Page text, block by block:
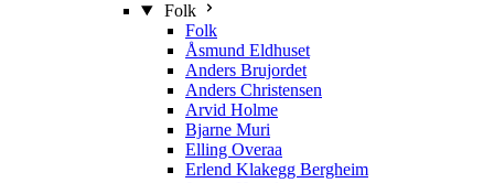
Folk
Folk
Åsmund Eldhuset
Anders Brujordet
Anders Christensen
Arvid Holme
Bjarne Muri
Elling Overaa
Erlend Klakegg Bergheim